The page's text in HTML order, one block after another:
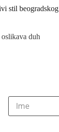
stil beogradskog
duh